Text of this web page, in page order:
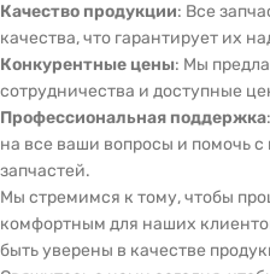
Качество продукции: Все
качества, что гарантирует их
Конкурентные цены: Мы
сотрудничества и доступные
Профессиональная поддержка
на все ваши вопросы и помочь
запчастей.
Мы стремимся к тому, чтобы
комфортным для наших
быть уверены в качестве